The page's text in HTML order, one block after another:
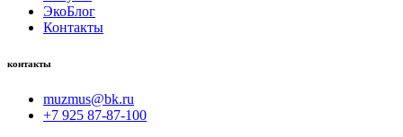
ЭкоБлог
Контакты
контакты
muzmus@bk.ru
+7 925 87-87-100